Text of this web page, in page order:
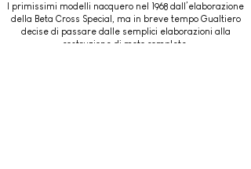
I primissimi modelli nacquero nel 1968 dall’elaborazione
della Beta Cross Special, ma in breve tempo Gualtiero
decise di passare dalle semplici elaborazioni alla
costruzione di moto complete.